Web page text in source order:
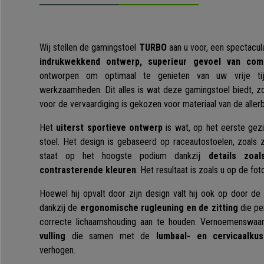
Wij stellen de gamingstoel TURBOaan u voor, een
indrukwekkend ontwerp, superieur gevoel van
ontworpen om optimaal te genieten van uw vrije
werkzaamheden. Dit alles is wat deze gamingstoel biedt,
voor de vervaardiging is gekozen voor materiaal van de
Het uiterst sportieve ontwerp is wat, op het eerste
stoel. Het design is gebaseerd op raceautostoelen, zoals
staat op het hoogste podium dankzij details
contrasterende kleuren. Het resultaat is zoals u op de
Hoewel hij opvalt door zijn design valt hij ook op door de
dankzij de ergonomische rugleuning en de zitting die
correcte lichaamshouding aan te houden.
vulling die samen met de lumbaal- en
verhogen.